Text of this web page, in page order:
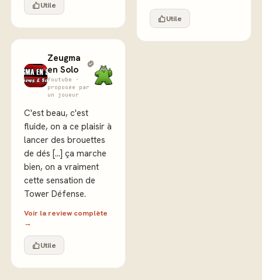
Utile
Zeugma
en Solo
Youtube ·
proposée par
un joueur
C'est beau, c'est
fluide, on a ce plaisir à
lancer des brouettes
de dés [...] ça marche
bien, on a vraiment
cette sensation de
Tower Défense.
Voir la review complète
→
Utile
Utile